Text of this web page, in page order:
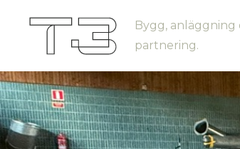
Bygg,
partnering.